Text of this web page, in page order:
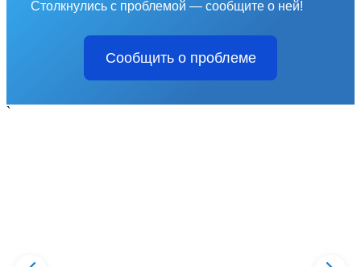
Столкнулись с проблемой — сообщите о ней!
Сообщить о проблеме
`